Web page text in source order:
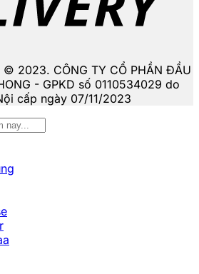
2023. CÔNG TY CỔ PHẦN ĐẦU
- GPKD số 0110534029 do
cấp ngày 07/11/2023